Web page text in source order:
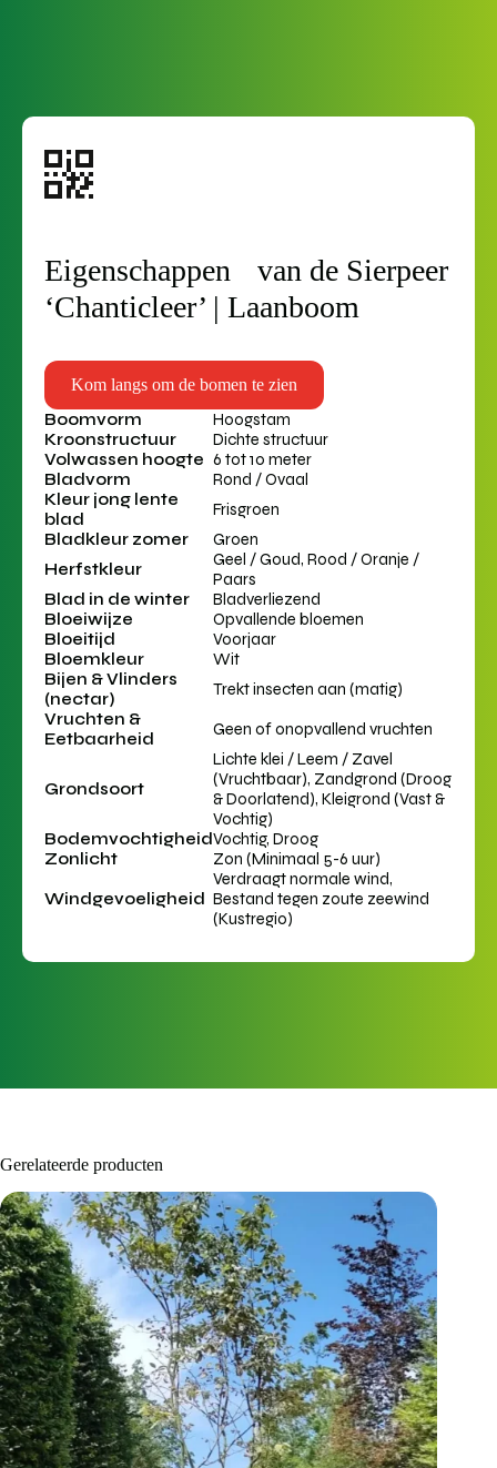
Eigenschappen van de Sierpeer
‘Chanticleer’ | Laanboom
Kom langs om de bomen te zien
Boomvorm
Hoogstam
Kroonstructuur
Dichte structuur
Volwassen hoogte 6 tot 10 meter
Bladvorm
Rond / Ovaal
Kleur jong lente
blad
Frisgroen
Bladkleur zomer
Groen
Herfstkleur
Geel / Goud, Rood / Oranje /
Paars
Blad in de winter
Bladverliezend
Bloeiwijze
Opvallende bloemen
Bloeitijd
Voorjaar
Bloemkleur
Wit
Bijen & Vlinders
(nectar)
Trekt insecten aan (matig)
Vruchten &
Eetbaarheid
Geen of onopvallend vruchten
Grondsoort
Lichte klei / Leem / Zavel
(Vruchtbaar), Zandgrond (Droog
& Doorlatend), Kleigrond (Vast &
Vochtig)
BodemvochtigheidVochtig, Droog
Zonlicht
Zon (Minimaal 5-6 uur)
Windgevoeligheid
Verdraagt normale wind,
Bestand tegen zoute zeewind
(Kustregio)
Gerelateerde producten